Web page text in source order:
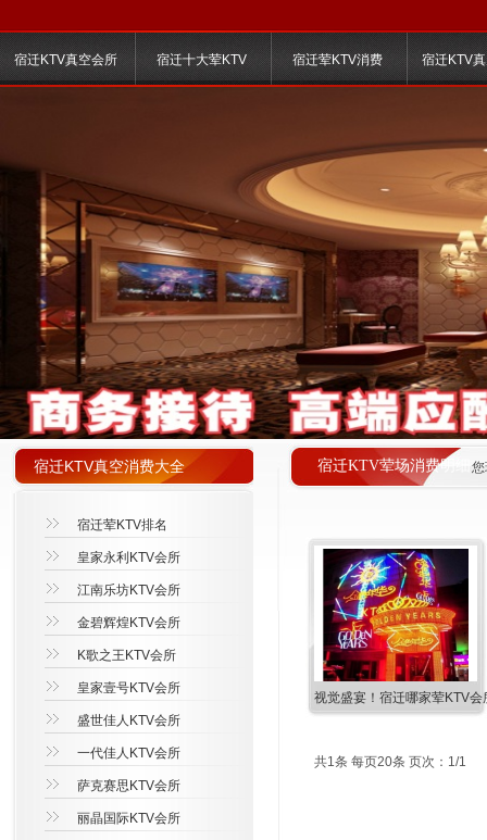
宿迁KTV真空会所 宿迁十大荤KTV 宿迁荤KTV消费 宿迁KTV
宿迁KTV荤场消费明细
视觉盛宴！宿迁哪家荤KTV
共1条 每页20条 页次：1/1
宿迁KTV真空消费大全
宿迁荤KTV排名
皇家永利KTV会所
江南乐坊KTV会所
金碧辉煌KTV会所
K歌之王KTV会所
皇家壹号KTV会所
盛世佳人KTV会所
一代佳人KTV会所
萨克赛思KTV会所
丽晶国际KTV会所